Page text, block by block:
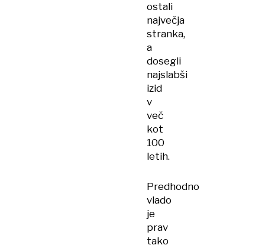
ostali
največja
stranka,
a
dosegli
najslabši
izid
v
več
kot
100
letih.
Predhodno
vlado
je
prav
tako